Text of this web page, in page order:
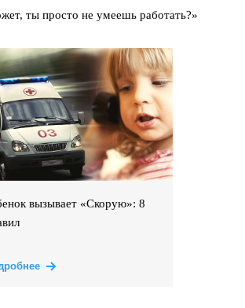
ты просто не умеешь работать?»
вызывает «Скорую»: 8